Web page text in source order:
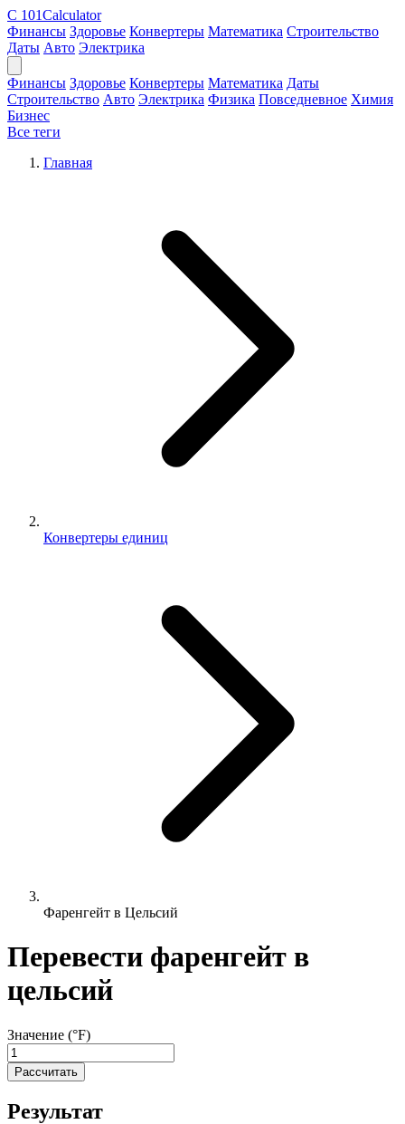
C 101Calculator
Финансы Здоровье Конвертеры Математика Строительство
Даты Авто Электрика
Финансы Здоровье Конвертеры Математика Даты
Строительство Авто Электрика Физика Повседневное Химия
Бизнес
Все теги
Главная
Конвертеры единиц
Фаренгейт в Цельсий
Перевести фаренгейт в
цельсий
Значение (°F)
Рассчитать
Результат